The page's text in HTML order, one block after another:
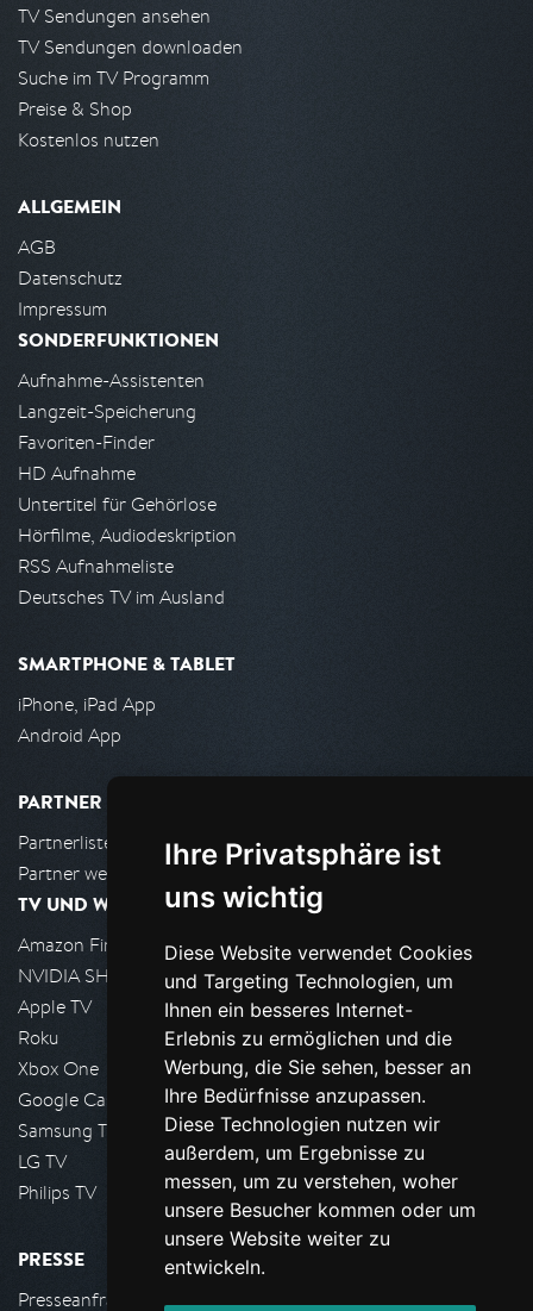
Ihre Privatsphäre ist
uns wichtig
Diese Website verwendet Cookies
und Targeting Technologien, um
Ihnen ein besseres Internet-
Erlebnis zu ermöglichen und die
Werbung, die Sie sehen, besser an
Ihre Bedürfnisse anzupassen.
Diese Technologien nutzen wir
außerdem, um Ergebnisse zu
messen, um zu verstehen, woher
unsere Besucher kommen oder um
unsere Website weiter zu
entwickeln.
TV Sendungen ansehen
TV Sendungen downloaden
Suche im TV Programm
Preise & Shop
Kostenlos nutzen
ALLGEMEIN
AGB
Datenschutz
Impressum
SONDERFUNKTIONEN
Aufnahme-Assistenten
Langzeit-Speicherung
Favoriten-Finder
HD Aufnahme
Untertitel für Gehörlose
Hörfilme, Audiodeskription
RSS Aufnahmeliste
Deutsches TV im Ausland
SMARTPHONE & TABLET
iPhone, iPad App
Android App
PARTNER
Partnerliste
Partner werden
TV UND WOHNZIMMER
Amazon FireTV
NVIDIA SHIELD, Google TV
Apple TV
Roku
Xbox One
Google Cast
Samsung TV
LG TV
Philips TV
PRESSE
Presseanfrage stellen